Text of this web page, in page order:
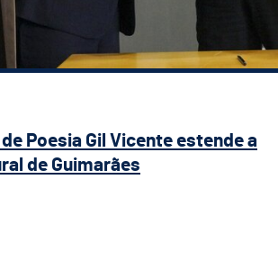
Poesia Gil Vicente estende a
de Guimarães